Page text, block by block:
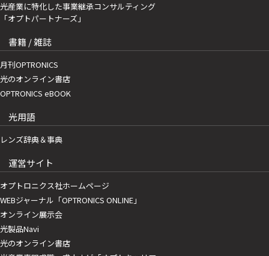
光産業に特化した事業継承コンサルティング
「オプトパートナーズ」
書籍 / 雑誌
月刊OPTRONICS
光のオンライン書店
OPTRONICS eBOOK
光用語
レンズ辞典＆事典
運営サイト
オプトロニクス社ホームページ
WEBジャーナル「OPTRONICS ONLINE」
オンライン展示会
光製品Navi
光のオンライン書店